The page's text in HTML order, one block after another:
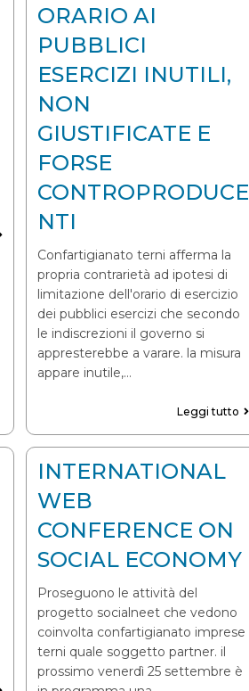
ORARIO AI
PUBBLICI
ESERCIZI INUTILI,
NON
GIUSTIFICATE E
FORSE
CONTROPRODUCE
NTI
Confartigianato terni afferma la
propria contrarietà ad ipotesi di
limitazione dell'orario di esercizio
dei pubblici esercizi che secondo
le indiscrezioni il governo si
appresterebbe a varare. la misura
appare inutile,…
Leggi tutto
INTERNATIONAL
WEB
CONFERENCE ON
SOCIAL ECONOMY
Proseguono le attività del
progetto socialneet che vedono
coinvolta confartigianato imprese
terni quale soggetto partner. il
prossimo venerdì 25 settembre è